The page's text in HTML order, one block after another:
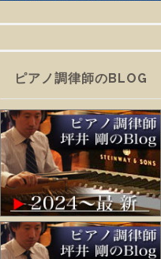
ピアノ調律師のBLOG